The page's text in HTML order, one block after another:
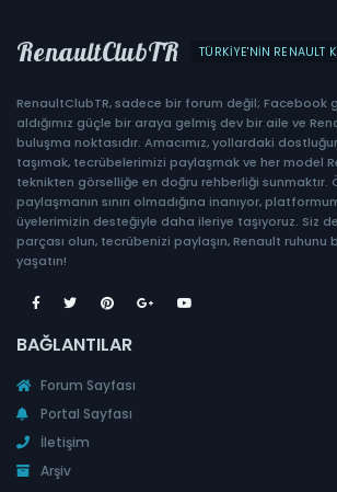
RenaultClubTR TÜRKIYE'NIN RENAULT
RenaultClubTR, sadece bir forum değil; Facebook
aldığımız güçle bir araya gelmiş dev bir aile ve
buluşma noktasıdır. Amacımız, yollardaki
taşımak, tecrübelerimizi paylaşmak ve her model
teknikten görselliğe en doğru rehberliği sunmaktır.
paylaşmanın sınırı olmadığına inanıyor,
üyelerimizin desteğiyle daha ileriye taşıyoruz. Siz
parçası olun, tecrübenizi paylaşın, Renault ruhunu
yaşatın!
BAĞLANTILAR
Forum Sayfası
Portal Sayfası
İletişim
Arşiv